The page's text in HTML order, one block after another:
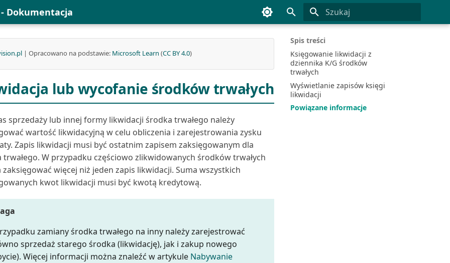
Dokumentacja
Spis treści
Księgowanie likwidacji z
dziennika K/G środków
trwałych
Wyświetlanie zapisów księgi
likwidacji
Powiązane informacje
| Opracowano na podstawie: Microsoft Learn (CC BY 4.0)
lub wycofanie środków trwałych
sprzedaży lub innej formy likwidacji środka trwałego należy
wartość likwidacyjną w celu obliczenia i zarejestrowania zysku
Zapis likwidacji musi być ostatnim zapisem zaksięgowanym dla
trwałego. W przypadku częściowo zlikwidowanych środków trwałych
zaksięgować więcej niż jeden zapis likwidacji. Suma wszystkich
kwot likwidacji musi być kwotą kredytową.
zamiany środka trwałego na inny należy zarejestrować
sprzedaż starego środka (likwidację), jak i zakup nowego
Więcej informacji można znaleźć w artykule Nabywanie